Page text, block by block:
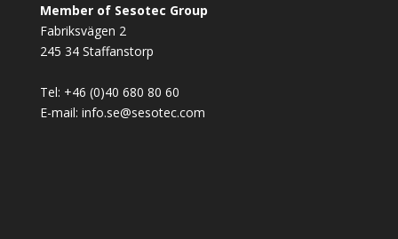
Member of Sesotec Group
Fabriksvägen 2
245 34 Staffanstorp
Tel: +46 (0)40 680 80 60
E-mail: info.se@sesotec.com